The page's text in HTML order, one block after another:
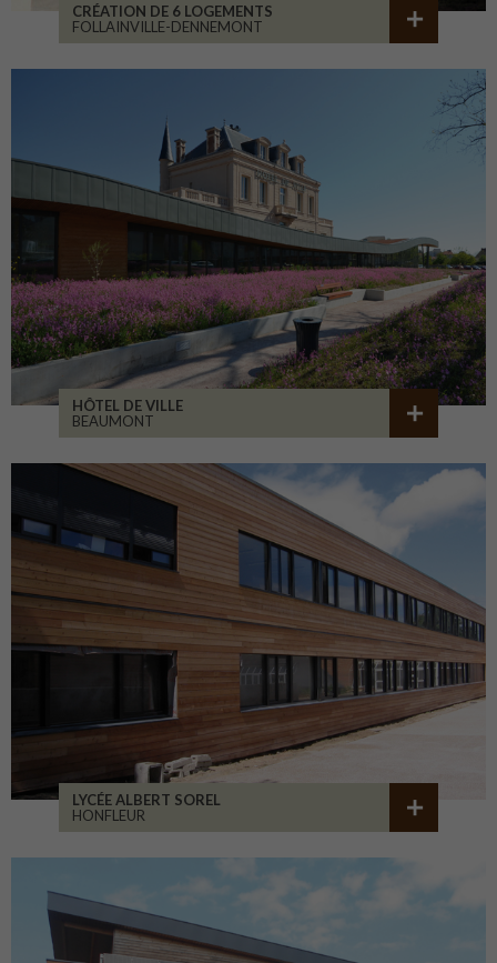
CRÉATION DE 6 LOGEMENTS
FOLLAINVILLE-DENNEMONT
HÔTEL DE VILLE
BEAUMONT
LYCÉE ALBERT SOREL
HONFLEUR